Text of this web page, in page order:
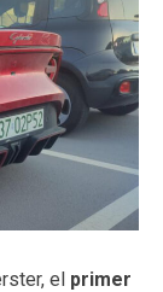
el primer